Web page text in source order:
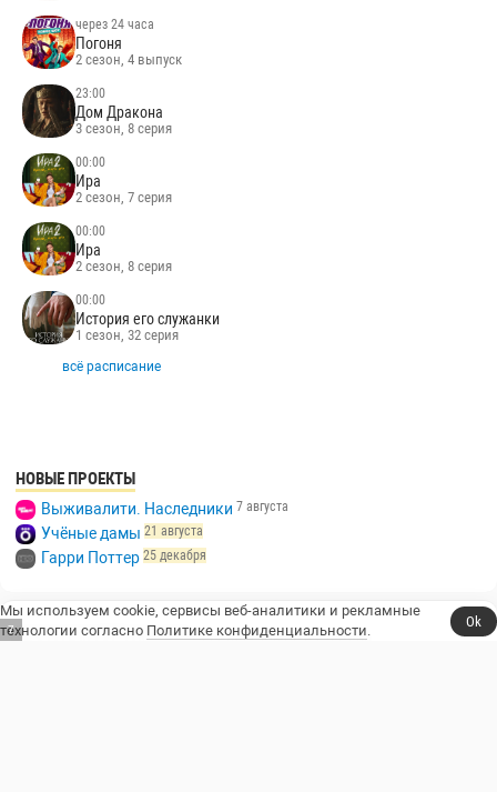
через 24 часа
Погоня
2 сезон, 4 выпуск
23:00
Дом Дракона
3 сезон, 8 серия
00:00
Ира
2 сезон, 7 серия
00:00
Ира
2 сезон, 8 серия
00:00
История его служанки
1 сезон, 32 серия
всё расписание
НОВЫЕ ПРОЕКТЫ
Выживалити. Наследники 7 августа
Учёные дамы 21 августа
Гарри Поттер 25 декабря
Сериалы, юмор и стендап.
Мы используем cookie, сервисы веб-аналитики и рекламные
технологии согласно Политике конфиденциальности.
Ok
6